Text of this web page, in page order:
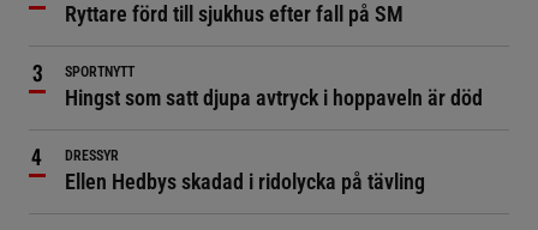
Ryttare förd till sjukhus efter fall på SM
SPORTNYTT
Hingst som satt djupa avtryck i hoppaveln är död
DRESSYR
Ellen Hedbys skadad i ridolycka på tävling